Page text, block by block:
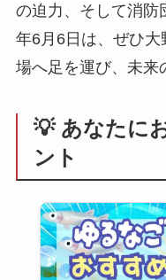
の迫力、そして消防
年6月6日は、ぜひ
場へ足を運び、未来
💡 あなたに
ント